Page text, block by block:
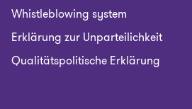
Whistleblowing system
Erklärung zur Unparteilichkeit
Qualitätspolitische Erklärung